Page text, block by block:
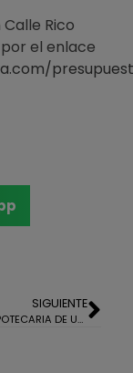
Rico
por el enlace
SIGUIENTE
TASACION HIPOTECARIA DE UN ADOSADO EN ISLANTILLA